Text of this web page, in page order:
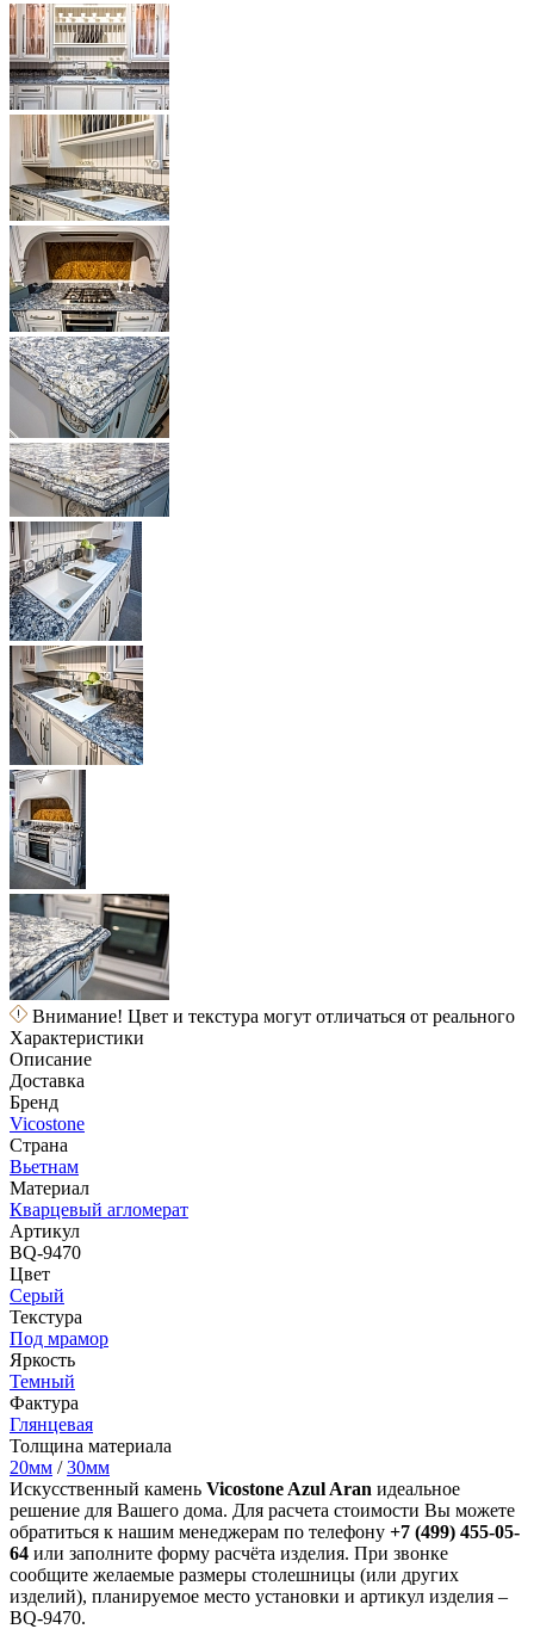
Внимание! Цвет и текстура могут отличаться от реального
Характеристики
Описание
Доставка
Бренд
Vicostone
Страна
Вьетнам
Материал
Кварцевый агломерат
Артикул
BQ-9470
Цвет
Серый
Текстура
Под мрамор
Яркость
Темный
Фактура
Глянцевая
Толщина материала
20мм /30мм
Искусственный камень Vicostone Azul Aran идеальное
решение для Вашего дома. Для расчета стоимости Вы можете
обратиться к нашим менеджерам по телефону +7 (499) 455-05-
64 или заполните форму расчёта изделия. При звонке
сообщите желаемые размеры столешницы (или других
изделий), планируемое место установки и артикул изделия –
BQ-9470.